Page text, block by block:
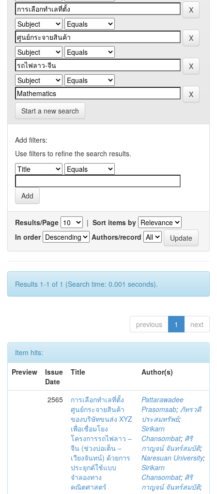
Start a new search
Add filters:
Use filters to refine the search results.
Results/Page | Sort items by
In order
Authors/record
Results 1-1 of 1 (Search time: 0.001 seconds).
previous 1 next
Item hits:
Preview
Issue
Date
Title Author(s)
2565
การเลือกทำเลที่ตั้ง
ศูนย์กระจายสินค้า
ของบริษัทขนส่ง XYZ
เพื่อเชื่อมโยง
โครงการรถไฟลาว –
จีน (ช่วงบ่อเต็น –
เวียงจันทน์) ด้วยการ
ประยุกต์ใช้แบบ
จำลองทาง
คณิตศาสตร์
Pattarawadee
Prasomsab; ภัทรวดี
ประสมทรัพย์;
Sirikarn
Chansombat; ศิริ
กาญจน์ จันทร์สมบัติ;
Naresuan University;
Sirikarn
Chansombat; ศิริ
กาญจน์ จันทร์สมบัติ;